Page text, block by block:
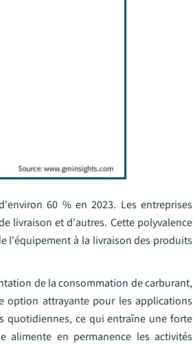
60 % en 2023. Les entreprises
livraison et d'autres. Cette polyvalence
l'équipement à la livraison des produits
de la consommation de carburant,
option attrayante pour les applications
quotidiennes, ce qui entraîne une forte
alimente en permanence les activités